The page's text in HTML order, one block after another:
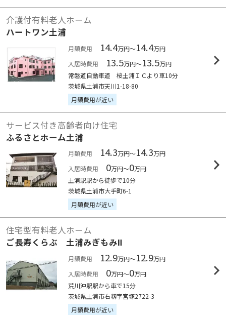
介護付有料老人ホーム
ハートワン土浦
月額費用 14.4万円～14.4万円
入居時費用
13.5万円～13.5万円
常磐道自動車道 桜土浦ＩＣより車10分
茨城県土浦市天川1-18-80
月額費用が近い
サービス付き高齢者向け住宅
ふるさとホーム土浦
月額費用 14.3万円～14.3万円
入居時費用
0万円～0万円
土浦駅駅から徒歩で10分
茨城県土浦市大手町6-1
月額費用が近い
住宅型有料老人ホーム
ご長寿くらぶ 土浦みぎもみⅡ
月額費用 12.9万円～12.9万円
入居時費用
0万円～0万円
荒川沖駅駅から車で15分
茨城県土浦市右籾字宮塚2722-3
月額費用が近い